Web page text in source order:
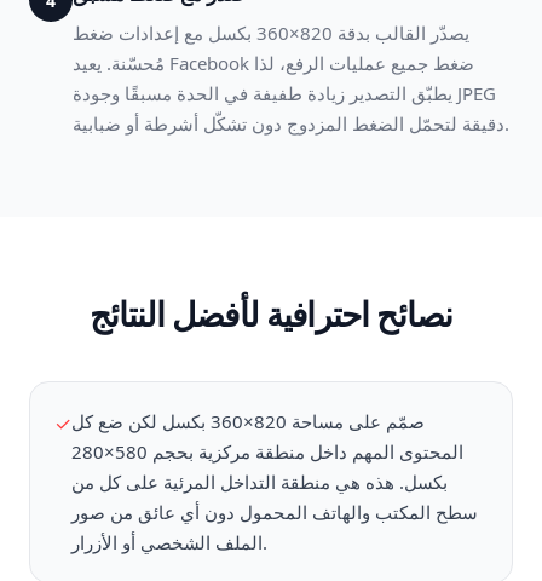
يصدّر القالب بدقة 820×360 بكسل مع إعدادات ضغط
مُحسّنة. يعيد Facebook ضغط جميع عمليات الرفع، لذا
يطبّق التصدير زيادة طفيفة في الحدة مسبقًا وجودة JPEG
دقيقة لتحمّل الضغط المزدوج دون تشكّل أشرطة أو ضبابية.
نصائح احترافية لأفضل النتائج
✓صمّم على مساحة 820×360 بكسل لكن ضع كل
المحتوى المهم داخل منطقة مركزية بحجم 580×280
بكسل. هذه هي منطقة التداخل المرئية على كل من
سطح المكتب والهاتف المحمول دون أي عائق من صور
الملف الشخصي أو الأزرار.